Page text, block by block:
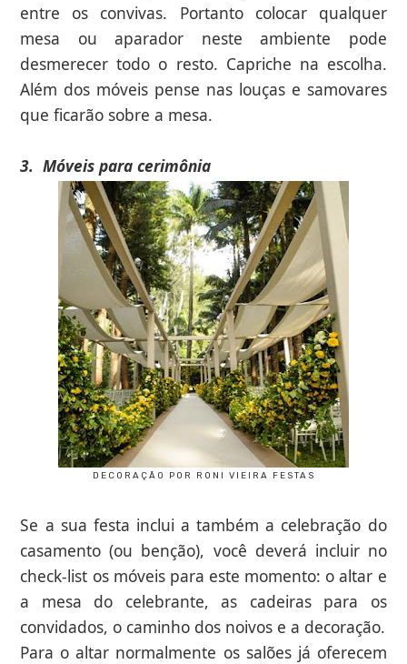
entre os convivas. Portanto colocar qualquer
mesa ou aparador neste ambiente pode
desmerecer todo o resto. Capriche na escolha.
Além dos móveis pense nas louças e samovares
que ficarão sobre a mesa.
3. Móveis para cerimônia
DECORAÇÃO POR RONI VIEIRA FESTAS
Se a sua festa inclui a também a celebração do
casamento (ou benção), você deverá incluir no
check-list os móveis para este momento: o altar e
a mesa do celebrante, as cadeiras para os
convidados, o caminho dos noivos e a decoração.
Para o altar normalmente os salões já oferecem